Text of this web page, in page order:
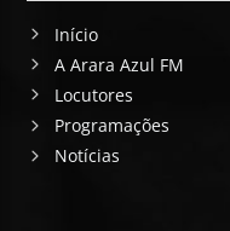
Início
A Arara Azul FM
Locutores
Programações
Notícias